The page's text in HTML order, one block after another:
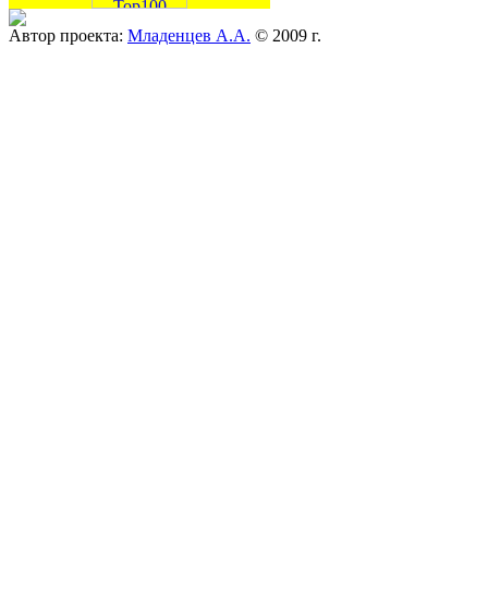
Автор проекта: Младенцев А.А. © 2009 г.